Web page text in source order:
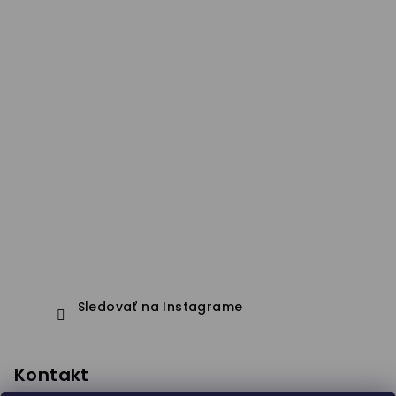
Sledovať na Instagrame
Kontakt